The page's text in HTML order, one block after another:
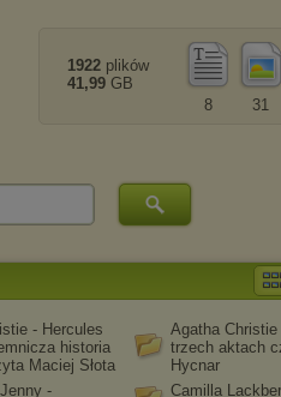
31
8
1922 plików
41,99 GB
- Hercules
historia
Maciej Słota
Agatha
trzech aktach
Hycnar
-
Camilla